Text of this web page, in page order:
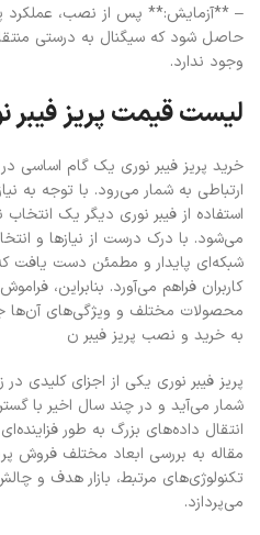
– **آزمایش:** پس از نصب، عملکرد
حاصل شود که سیگنال به درستی
وجود ندارد.
لیست قیمت پریز فیبر
خرید پریز فیبر نوری یک گام اساسی
ارتباطی به شمار می‌رود. با توجه به
استفاده از فیبر نوری دیگر یک
می‌شود. با درک درست از نیازها و
شبکه‌ای پایدار و مطمئن دست یافت
کاربران فراهم می‌آورد. بنابراین،
محصولات مختلف و ویژگی‌های آن‌ها
به خرید و نصب پریز فیبر ن
پریز فیبر نوری یکی از اجزای کلیدی
شمار می‌آید و در چند سال اخیر با
انتقال داده‌های بزرگ به طور
مقاله به بررسی ابعاد مختلف فروش
تکنولوژی‌های مرتبط، بازار هدف و
می‌پردازد.